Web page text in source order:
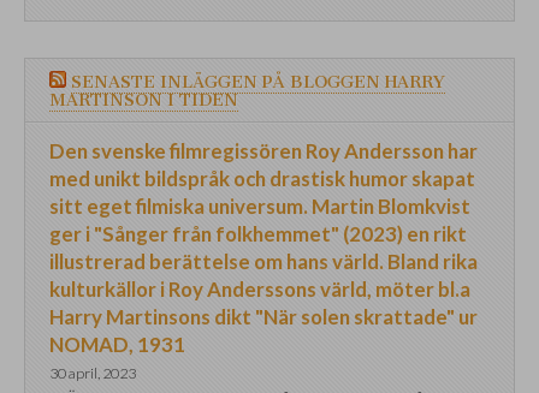
SENASTE INLÄGGEN PÅ BLOGGEN HARRY
MARTINSON I TIDEN
Den svenske filmregissören Roy Andersson har
med unikt bildspråk och drastisk humor skapat
sitt eget filmiska universum. Martin Blomkvist
ger i "Sånger från folkhemmet" (2023) en rikt
illustrerad berättelse om hans värld. Bland rika
kulturkällor i Roy Anderssons värld, möter bl.a
Harry Martinsons dikt "När solen skrattade" ur
NOMAD, 1931
30 april, 2023